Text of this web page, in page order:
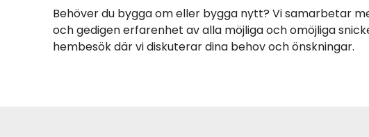
Behöver du bygga om eller bygga nytt? Vi samarbetar
och gedigen erfarenhet av alla möjliga och omöjliga
hembesök där vi diskuterar dina behov och önskningar.